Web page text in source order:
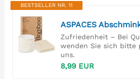
BESTSELLER NR. 11
Zufriedenheit – Bei
wenden Sie sich bitte
uns.
8,99 EUR